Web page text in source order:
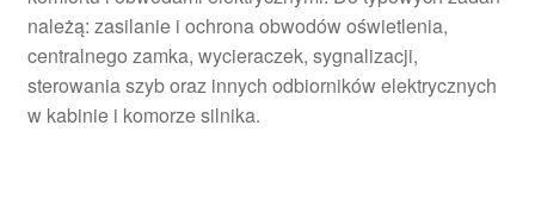
należą: zasilanie i ochrona obwodów oświetlenia,
centralnego zamka, wycieraczek, sygnalizacji,
sterowania szyb oraz innych odbiorników elektrycznych
w kabinie i komorze silnika.